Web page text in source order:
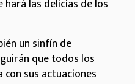
las delicias de los
un sinfín de
que todos los
sus actuaciones